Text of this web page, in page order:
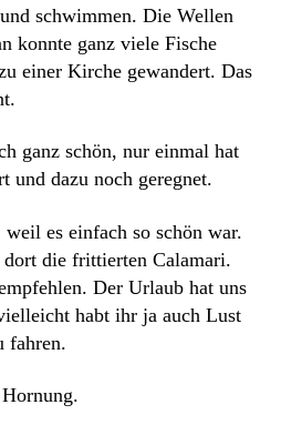
schwimmen. Die Wellen
konnte ganz viele Fische
einer Kirche gewandert. Das
ganz schön, nur einmal hat
und dazu noch geregnet.
es einfach so schön war.
dort die frittierten Calamari.
Der Urlaub hat uns
habt ihr ja auch Lust
fahren.